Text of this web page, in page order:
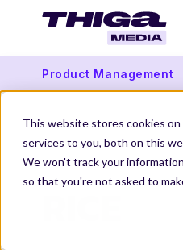
This website stores cookies
services to you, both on this
We won't track your
so that you're not asked to
Product Management
Thiga Media Le Dico
RICE